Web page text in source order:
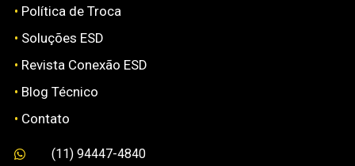
• Política de Troca
• Soluções ESD
• Revista Conexão ESD
• Blog Técnico
• Contato
 (11) 94447-4840